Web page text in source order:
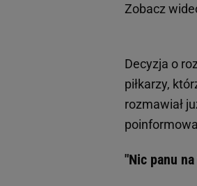
Zobacz
Decyzja o
piłkarzy,
rozmawiał
"Nic panu